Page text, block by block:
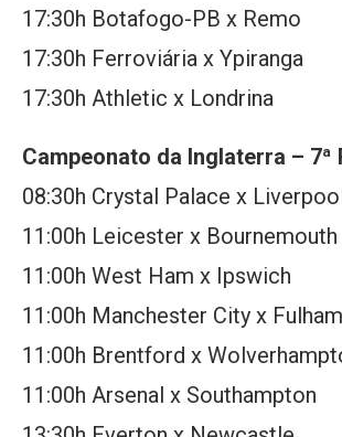
17:30h Botafogo-PB x Remo
17:30h Ferroviária x Ypiranga
17:30h Athletic x Londrina
Campeonato da Inglaterra – 7ª
08:30h Crystal Palace x
11:00h Leicester x Bournemouth
11:00h West Ham x Ipswich
11:00h Manchester City x Fulham
11:00h Brentford x
11:00h Arsenal x Southampton